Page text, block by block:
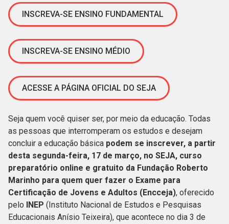
INSCREVA-SE ENSINO FUNDAMENTAL
INSCREVA-SE ENSINO MÉDIO
ACESSE A PÁGINA OFICIAL DO SEJA
Seja quem você quiser ser, por meio da educação. Todas
as pessoas que interromperam os estudos e desejam
concluir a educação básica podem se inscrever, a partir
desta segunda-feira, 17 de março, no SEJA, curso
preparatório online e gratuito da Fundação Roberto
Marinho para quem quer fazer o Exame para
Certificação de Jovens e Adultos (Encceja), oferecido
pelo INEP (Instituto Nacional de Estudos e Pesquisas
Educacionais Anísio Teixeira), que acontece no dia 3 de